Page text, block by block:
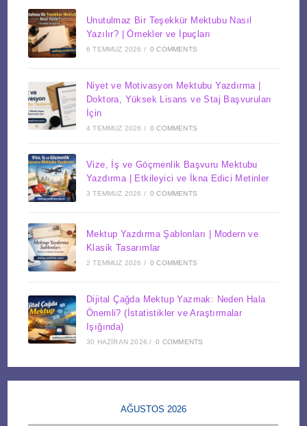
Unutulmaz Bir Teşekkür Mektubu Nasıl
Yazılır? | Örnekler ve İpuçları
6 TEMMUZ 2026 / 0 COMMENTS
Niyet ve Motivasyon Mektubu Yazdırma |
Doktora, Yüksek Lisans ve Staj Başvuruları
İçin
4 TEMMUZ 2026 / 0 COMMENTS
Vize, İş ve Göçmenlik Başvuru Mektubu
Yazdırma | Etkileyici ve İkna Edici Metinler
3 TEMMUZ 2026 / 0 COMMENTS
Mektup Yazdırma Şablonları | Modern ve
Klasik Tasarımlar
2 TEMMUZ 2026 / 0 COMMENTS
Dijital Çağda Mektup Yazmak: Neden Hala
Önemli? (İstatistikler ve Araştırmalar
Işığında)
30 HAZIRAN 2026 / 0 COMMENTS
AĞUSTOS 2026